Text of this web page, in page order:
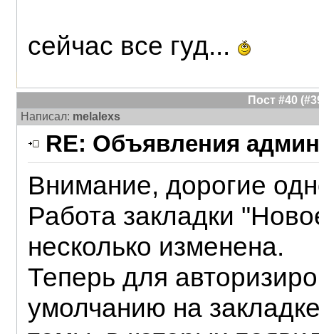
сейчас все гуд...
Пост #40
Написал: melalexs
RE: Объявления
Внимание, дорогие
Работа закладки
несколько изменена.
Теперь для
умолчанию на